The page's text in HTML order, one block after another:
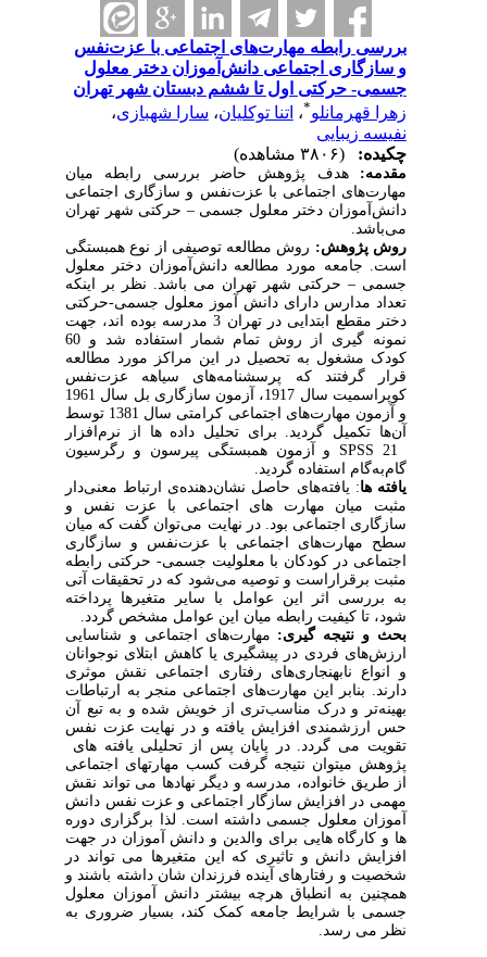
بررسی رابطه مهارت‌های اجتماعی با عزت‌نفس
و سازگاری اجتماعی دانش‌آموزان دختر معلول
جسمی- حرکتی اول تا ششم دبستان شهر تهران
زهرا قهرمانلو* ،اتنا توکلیان،سارا شهبازی،
نفیسه زیبایی
چکیده:
مقدمه:
هدف پژوهش حاضر بررسی رابطه میان
مهارت‌های اجتماعی با عزت‌نفس و سازگاری اجتماعی
دانش‌آموزان دختر معلول جسمی– حرکتی ‌شهر تهران
می‌باشد.
روش پژوهش: روش مطالعه توصیفی از نوع همبستگی
است. جامعه مورد مطالعه دانش‌آموزان دختر معلول
جسمی – حرکتی شهر تهران می باشد. نظر بر اینکه
تعداد مدارس دارای دانش آموز معلول جسمی-حرکتی
دختر مقطع ابتدایی در تهران 3 مدرسه بوده اند، جهت
نمونه گیری از روش تمام شمار استفاده شد و 60
کودک مشغول به تحصیل در این مراکز مورد مطالعه
قرار گرفتند که پرسشنامه‌های سیاهه عزت‌نفس
کوپراسمیت سال 1917
، آزمون سازگاری بل سال 1961
و آزمون مهارت‌های اجتماعی کرامتی سال 1381 توسط
آن‌ها تکمیل گردید. برای تحلیل داده ها
از نرم‌افزار
SPSS 21و آزمون همبستگی پیرسون و رگرسیون
گام‌به‌گام استفاده گردید.
یافته ها : یافته‌های حاصل نشان‌دهنده‌ی ارتباط معنی‌دار
مثبت میان مهارت های اجتماعی با عزت نفس و
سازگاری اجتماعی بود. در نهایت می‌توان گفت که میان
سطح مهارت‌های اجتماعی با عزت‌نفس و سازگاری
اجتماعی در کودکان با معلولیت جسمی- حرکتی رابطه
مثبت برقرار‌است و توصیه می‌شود که در تحقیقات آتی
به بررسی اثر این عوامل با سایر متغیرها پرداخته
شود، تا کیفیت رابطه میان این عوامل مشخص گردد.
بحث و نتیجه گیری:مهارت‌های اجتماعی و شناسایی
ارزش‌های فردی در پیشگیری یا کاهش ابتلای نوجوا‌‌‌‌‌‌‌نان
و انواع نابهنجاری‌های رفتاری اجتماعی نقش موثری
دارند. بنابر این مهارت‌های اجتماعی منجر به ارتباطات
بهینه‌تر و درک مناسب‌تری از خویش شده و به تبع آن
حس ارزشمندی افزایش یافته و در نهایت عزت نفس
تقویت می گردد. در پایان پس از تحلیلی یافته های
پژوهش میتوان نتیجه گرفت کسب مهارتهای اجتماعی
از طریق خانواده، مدرسه و دیگر نهادها می تواند نقش
مهمی در افزایش سازگار اجتماعی و عزت نفس دانش
آموزان معلول جسمی داشته است. لذا برگزاری دوره
ها و کارگاه هایی برای والدین و دانش آموزان در جهت
افزایش دانش و تاثیری که این متغیرها می تواند در
شخصیت و رفتارهای آینده فرزندان شان داشته باشند و
همچنین به انطباق هرچه بیشتر دانش آموزان معلول
جسمی با شرایط جامعه کمک کند، بسیار ضروری به
نظر می رسد.